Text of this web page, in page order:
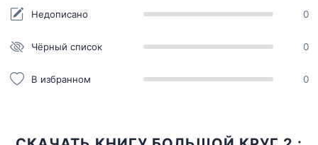
Недописано 0
Чёрный список 0
В избранном 0